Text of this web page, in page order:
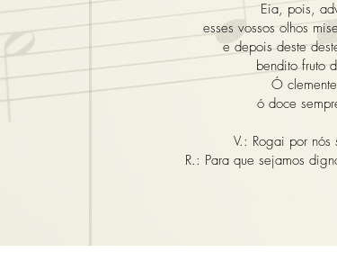
Eia, pois,
esses vossos olhos
e depois deste
bendito fruto
Ó
ó doce
V.: Rogai por nós
R.: Para que sejamos